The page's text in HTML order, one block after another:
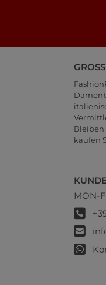
kaufen
MON-